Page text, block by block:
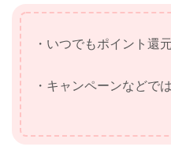
・いつでもポイント還
・キャンペーンなどで